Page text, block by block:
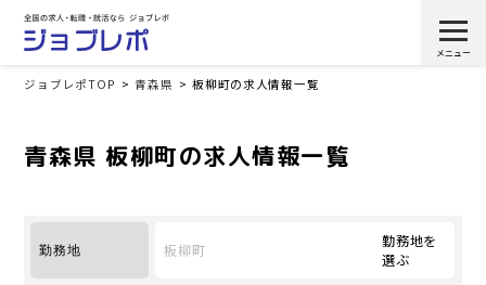
ジョブレポTOP 青森県 板柳町の求人情報一覧
青森県 板柳町の求人情報一覧
勤務地 板柳町
勤務地を
選ぶ